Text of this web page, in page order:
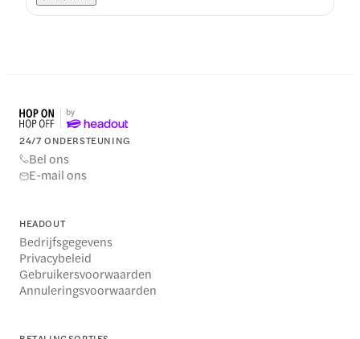
24/7 ONDERSTEUNING
Bel ons
E-mail ons
HEADOUT
Bedrijfsgegevens
Privacybeleid
Gebruikersvoorwaarden
Annuleringsvoorwaarden